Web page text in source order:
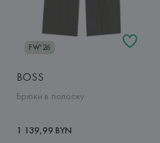
FW'26
BOSS
Брюки в полоску
1 139,99 BYN